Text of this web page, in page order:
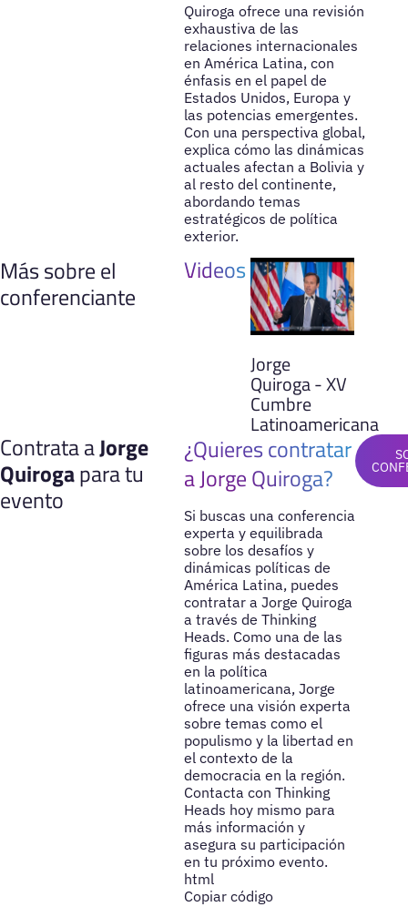
Quiroga ofrece una revisión
exhaustiva de las
relaciones internacionales
en América Latina, con
énfasis en el papel de
Estados Unidos, Europa y
las potencias emergentes.
Con una perspectiva global,
explica cómo las dinámicas
actuales afectan a Bolivia y
al resto del continente,
abordando temas
estratégicos de política
exterior.
Más sobre el
conferenciante
Videos
Jorge
Quiroga - XV
Cumbre
Latinoamericana
Contrata aJorge
Quirogapara tu
evento
¿Quieres contratar
a Jorge Quiroga?
Si buscas una conferencia
experta y equilibrada
sobre los desafíos y
dinámicas políticas de
América Latina, puedes
contratar a Jorge Quiroga
a través de Thinking
Heads. Como una de las
figuras más destacadas
en la política
latinoamericana, Jorge
ofrece una visión experta
sobre temas como el
populismo y la libertad en
el contexto de la
democracia en la región.
Contacta con Thinking
Heads hoy mismo para
más información y
asegura su participación
en tu próximo evento.
html
Copiar código